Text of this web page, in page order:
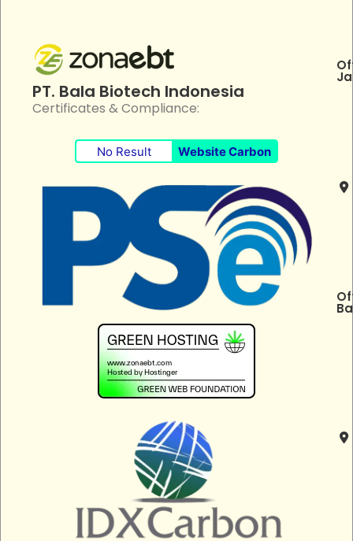
PT. Bala Biotech Indonesia
Certificates & Compliance:
No Result Website Carbon